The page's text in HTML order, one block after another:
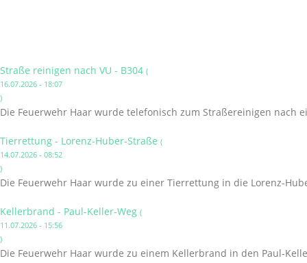
Straße reinigen nach VU - B304 (
16.07.2026 - 18:07
)
Die Feuerwehr Haar wurde telefonisch zum Straßereinigen nach
Tierrettung - Lorenz-Huber-Straße (
14.07.2026 - 08:52
)
Die Feuerwehr Haar wurde zu einer Tierrettung in die Lorenz-
Kellerbrand - Paul-Keller-Weg (
11.07.2026 - 15:56
)
Die Feuerwehr Haar wurde zu einem Kellerbrand in den Paul-